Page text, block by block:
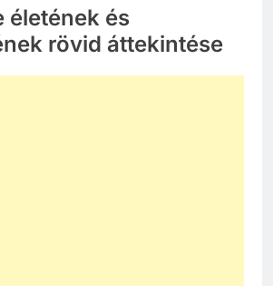
életének és
rövid áttekintése